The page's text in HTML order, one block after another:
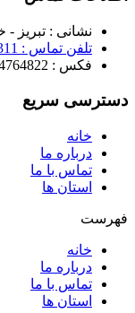
نشانی : تبریز -
تلفن تماس : 04134778311
فکس : 04134764822
دسترسی سریع
خانه
درباره ما
تماس با ما
استان ها
فهرست
خانه
درباره ما
تماس با ما
استان ها